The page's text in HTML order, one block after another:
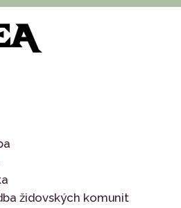
> Služby
židovských komunit